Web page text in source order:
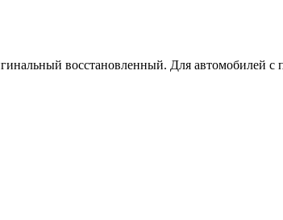
восстановленный. Для автомобилей с